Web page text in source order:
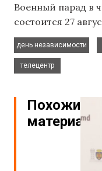
Военный парад в
состоится 27
день независимости
телецентр
Похожие
материалы